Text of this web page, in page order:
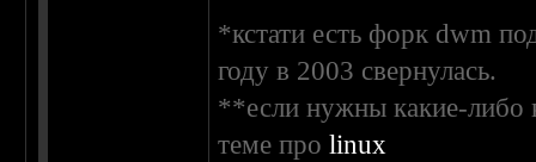
*кстати есть форк dwm
году в 2003 свернулась.
**если нужны какие-либо
теме проlinux